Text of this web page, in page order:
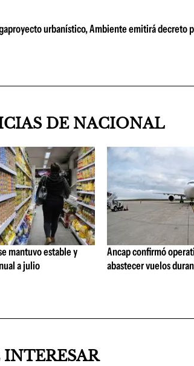
urbanístico, Ambiente emitirá decreto
DE NACIONAL
mantuvo estable y
a julio
Ancap confirmó
abastecer vuelos
INTERESAR